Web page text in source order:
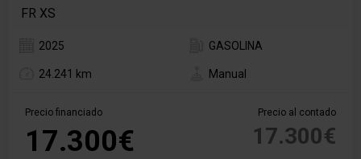
FR XS
2025 GASOLINA
24.241 km Manual
Precio financiado
17.300€
Precio al contado
17.300€